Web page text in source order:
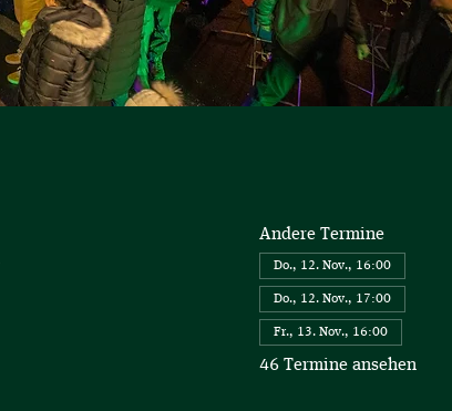
Andere Termine
Do., 12. Nov., 16:00
Do., 12. Nov., 17:00
Fr., 13. Nov., 16:00
46 Termine ansehen